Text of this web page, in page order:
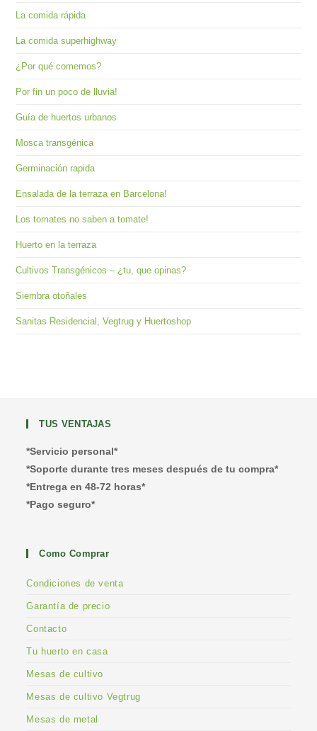
La comida rápida
La comida superhighway
¿Por qué comemos?
Por fin un poco de lluvia!
Guía de huertos urbanos
Mosca transgénica
Germinación rapida
Ensalada de la terraza en Barcelona!
Los tomates no saben a tomate!
Huerto en la terraza
Cultivos Transgénicos – ¿tu, que opinas?
Siembra otoñales
Sanitas Residencial, Vegtrug y Huertoshop
TUS VENTAJAS
*Servicio personal*
*Soporte durante tres meses después de tu compra*
*Entrega en 48-72 horas*
*Pago seguro*
Como Comprar
Condiciones de venta
Garantía de precio
Contacto
Tu huerto en casa
Mesas de cultivo
Mesas de cultivo Vegtrug
Mesas de metal